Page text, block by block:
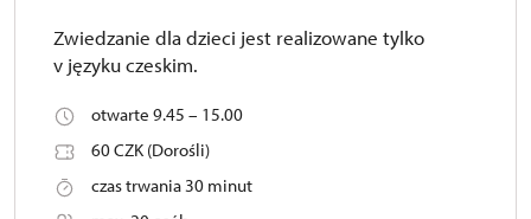
Zwiedzanie dla dzieci jest realizowane tylko
v języku czeskim.
otwarte 9.45 – 15.00
60 CZK (Dorośli)
czas trwania 30 minut